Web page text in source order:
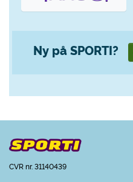
Ny på SPORTI?
CVR nr. 31140439